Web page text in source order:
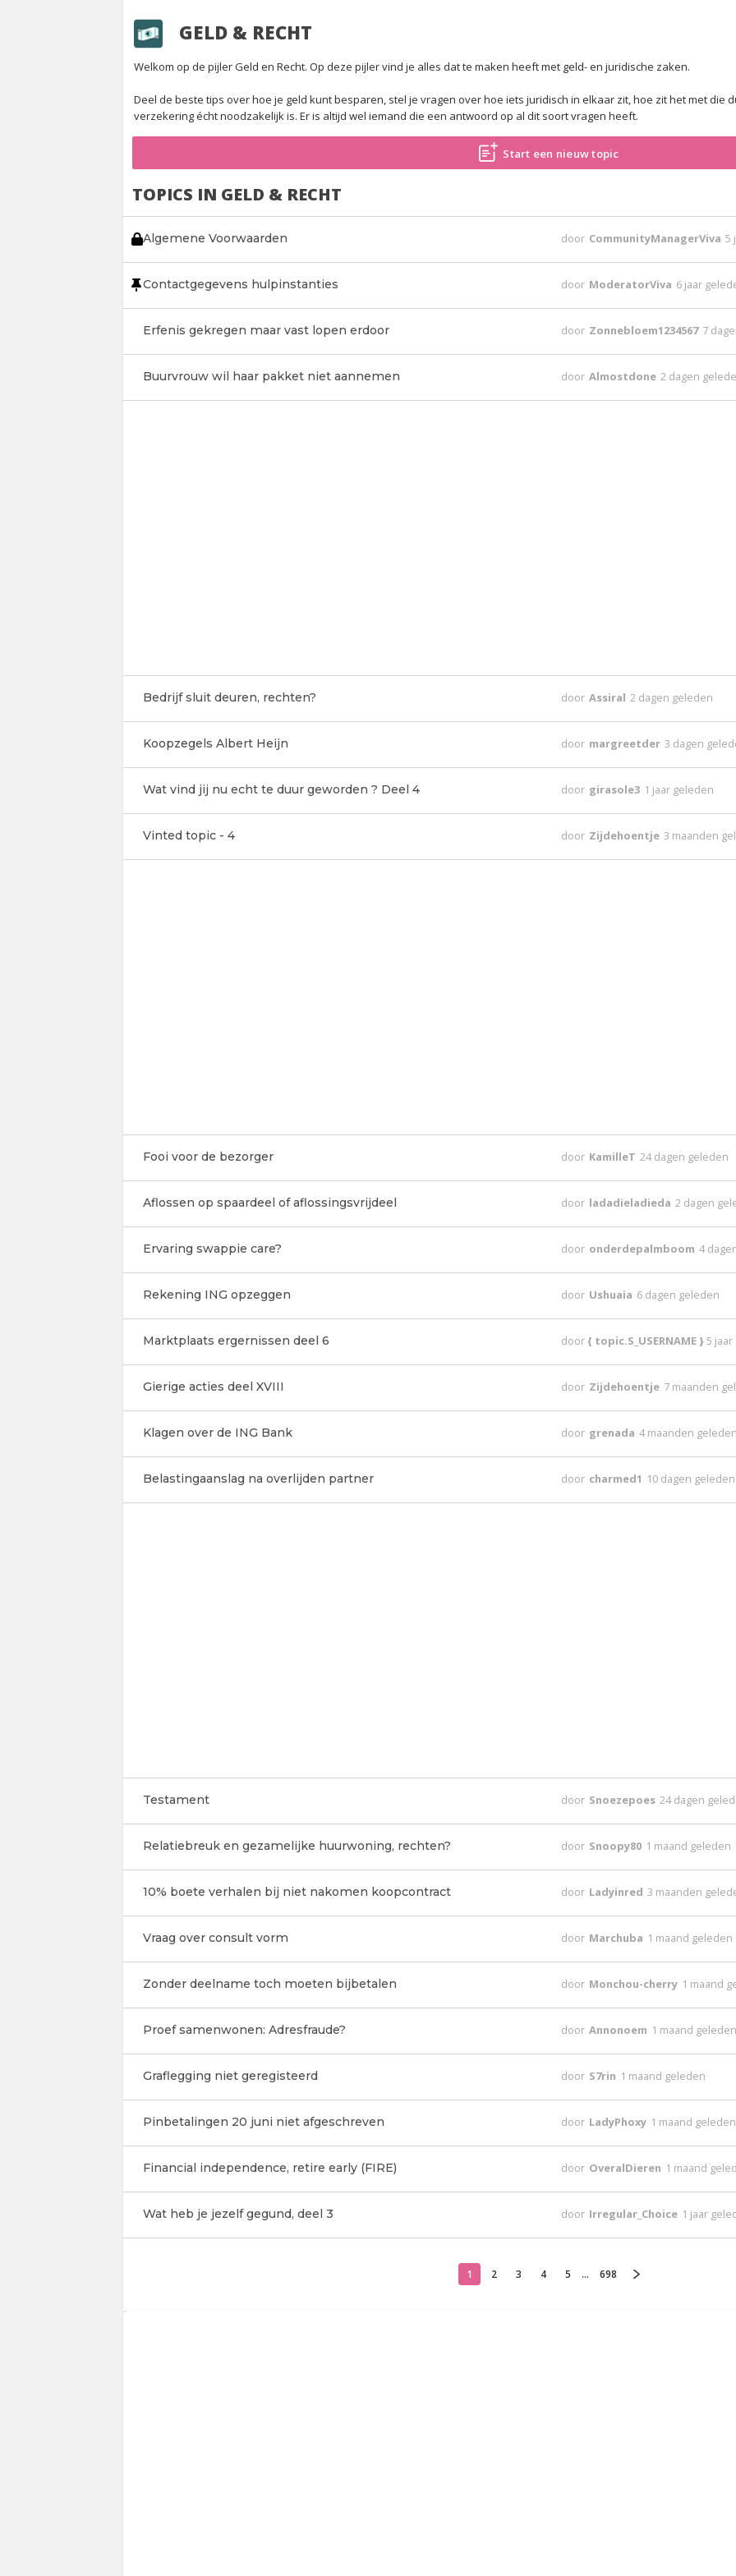
GELD & RECHT
Welkom op de pijler Geld en Recht. Op deze pijler vind je alles dat te maken heeft met geld- en juridische zaken.
Deel de beste tips over hoe je geld kunt besparen, stel je vragen over hoe iets juridisch in elkaar zit, hoe zit het met die
verzekering écht noodzakelijk is. Er is altijd wel iemand die een antwoord op al dit soort vragen heeft.
Start een nieuw topic
TOPICS IN GELD & RECHT
Algemene Voorwaarden door CommunityManagerViva 5
Contactgegevens hulpinstanties door ModeratorViva 6 jaar
Erfenis gekregen maar vast lopen erdoor door Zonnebloem1234567 7
Buurvrouw wil haar pakket niet aannemen door Almostdone 2 dagen
Bedrijf sluit deuren, rechten? door Assiral 2 dagen geleden
Koopzegels Albert Heijn door margreetder 3 dagen
Wat vind jij nu echt te duur geworden ? Deel 4 door girasole3 1 jaar geleden
Vinted topic - 4 door Zijdehoentje 3 maanden
Fooi voor de bezorger door KamilleT 24 dagen geleden
Aflossen op spaardeel of aflossingsvrijdeel door ladadieladieda 2 dagen
Ervaring swappie care? door onderdepalmboom 4
Rekening ING opzeggen door Ushuaia 6 dagen geleden
Marktplaats ergernissen deel 6 door{ topic.S_USERNAME }5
Gierige acties deel XVIII door Zijdehoentje 7 maanden
Klagen over de ING Bank door grenada 4 maanden geleden
Belastingaanslag na overlijden partner door charmed1 10 dagen geleden
Testament door Snoezepoes 24 dagen
Relatiebreuk en gezamelijke huurwoning, rechten? door Snoopy80 1 maand geleden
10% boete verhalen bij niet nakomen koopcontract door Ladyinred 3 maanden
Vraag over consult vorm door Marchuba 1 maand geleden
Zonder deelname toch moeten bijbetalen door Monchou-cherry 1 maand
Proef samenwonen: Adresfraude? door Annonoem 1 maand geleden
Graflegging niet geregisteerd door S7rin 1 maand geleden
Pinbetalingen 20 juni niet afgeschreven door LadyPhoxy 1 maand geleden
Financial independence, retire early (FIRE) door OveralDieren 1 maand
Wat heb je jezelf gegund, deel 3 door Irregular_Choice 1 jaar
1 2 3 4 5 ... 698